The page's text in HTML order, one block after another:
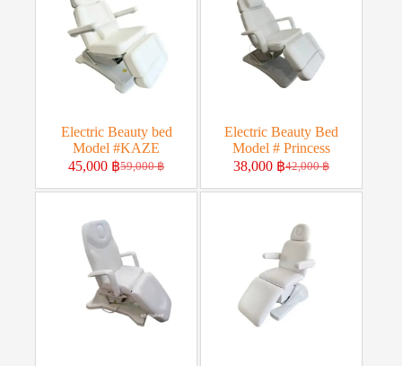
Electric Beauty bed
Model #KAZE
59,000฿
45,000 ฿
Electric Beauty Bed
Model # Princess
42,000฿
38,000 ฿